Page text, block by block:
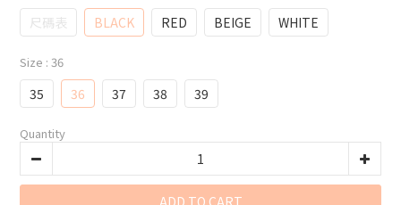
尺碼表 BLACK RED BEIGE WHITE
Size : 36
35 36 37 38 39
Quantity
ADD TO CART